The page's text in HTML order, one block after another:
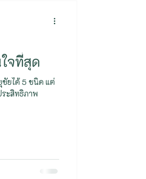
จที่สุด
ขัยได้ 5 ชนิด แต่
ระสิทธิภาพ